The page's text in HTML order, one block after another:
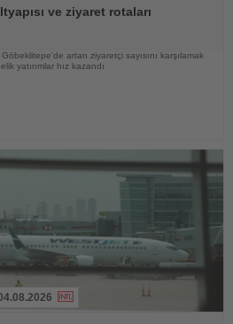
ve ziyaret rotaları
artan ziyaretçi sayısını karşılamak
yatırımlar hız kazandı